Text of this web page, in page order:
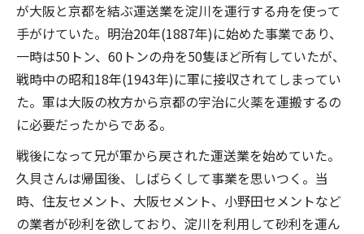
が大阪と京都を結ぶ運送業を淀川を運行する舟を使って
手がけていた。明治20年(1887年)に始めた事業であり、
一時は50トン、60トンの舟を50隻ほど所有していたが、
戦時中の昭和18年(1943年)に軍に接収されてしまってい
た。軍は大阪の枚方から京都の宇治に火薬を運搬するの
に必要だったからである。
戦後になって兄が軍から戻された運送業を始めていた。
久貝さんは帰国後、しばらくして事業を思いつく。当
時、住友セメント、大阪セメント、小野田セメントなど
の業者が砂利を欲しており、淀川を利用して砂利を運ん